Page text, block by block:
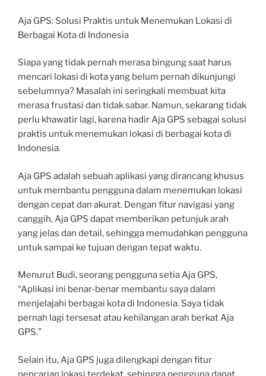
Aja GPS: Solusi Praktis untuk Menemukan Lokasi di
Berbagai Kota di Indonesia
Siapa yang tidak pernah merasa bingung saat harus
mencari lokasi di kota yang belum pernah dikunjungi
sebelumnya? Masalah ini seringkali membuat kita
merasa frustasi dan tidak sabar. Namun, sekarang tidak
perlu khawatir lagi, karena hadir Aja GPS sebagai solusi
praktis untuk menemukan lokasi di berbagai kota di
Indonesia.
Aja GPS adalah sebuah aplikasi yang dirancang khusus
untuk membantu pengguna dalam menemukan lokasi
dengan cepat dan akurat. Dengan fitur navigasi yang
canggih, Aja GPS dapat memberikan petunjuk arah
yang jelas dan detail, sehingga memudahkan pengguna
untuk sampai ke tujuan dengan tepat waktu.
Menurut Budi, seorang pengguna setia Aja GPS,
“Aplikasi ini benar-benar membantu saya dalam
menjelajahi berbagai kota di Indonesia. Saya tidak
pernah lagi tersesat atau kehilangan arah berkat Aja
GPS.”
Selain itu, Aja GPS juga dilengkapi dengan fitur